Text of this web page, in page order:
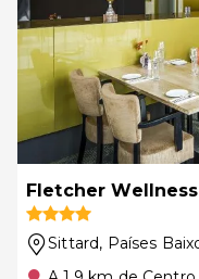
Fletcher
Sittard, Países